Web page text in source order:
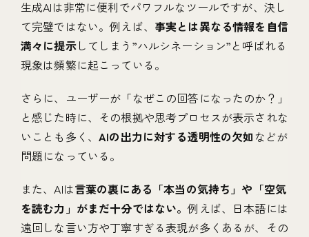
生成AIは非常に便利でパワフルなツールですが、決し
て完璧ではない。例えば、 事実とは異なる情報を自信
満々に提示してしまう”ハルシネーション”と呼ばれる
現象は頻繁に起こっている。
さらに、ユーザーが「なぜこの回答になったのか？」
と感じた時に、その根拠や思考プロセスが表示されな
いことも多く、AIの出力に対する透明性の欠如などが
問題になっている。
また、AIは言葉の裏にある「本当の気持ち」や「空気
を読む力」がまだ十分ではない。例えば、日本語には
遠回しな言い方や丁寧すぎる表現が多くあるが、その